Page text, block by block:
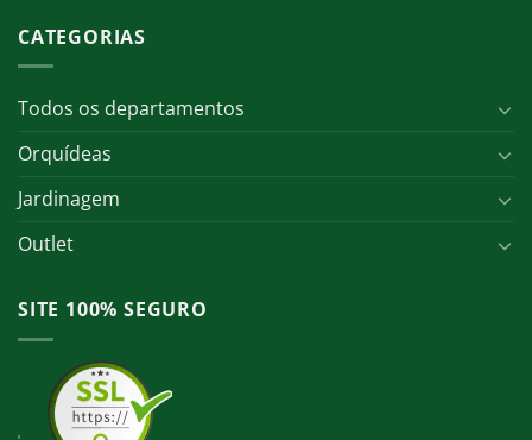
CATEGORIAS
Todos os departamentos
Orquídeas
Jardinagem
Outlet
SITE 100% SEGURO